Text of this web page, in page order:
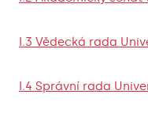
I.3 Vědecká rada
I.4 Správní rada